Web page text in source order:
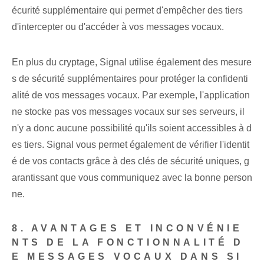
écurité supplémentaire qui permet d'empêcher des tiers
d'intercepter ou d'accéder à vos messages vocaux.
En plus du cryptage, Signal utilise également des mesure
s de sécurité supplémentaires pour protéger la confidenti
alité de vos messages vocaux. Par exemple, l'application
ne stocke pas vos messages vocaux sur ses serveurs, il
n'y a donc aucune possibilité qu'ils soient accessibles à d
es tiers. Signal vous permet également de vérifier l'identit
é de vos contacts grâce à des clés de sécurité uniques, g
arantissant que vous communiquez avec la bonne person
ne.
8. AVANTAGES ET INCONVÉNIE
NTS DE LA FONCTIONNALITÉ D
E MESSAGES VOCAUX DANS SI